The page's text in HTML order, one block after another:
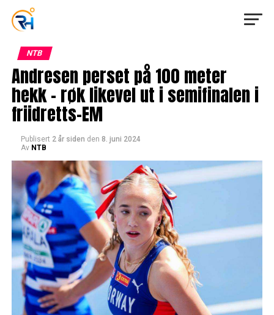
NTB
Andresen perset på 100 meter
hekk – røk likevel ut i semifinalen i
friidretts-EM
Publisert 2 år siden den 8. juni 2024
Av NTB